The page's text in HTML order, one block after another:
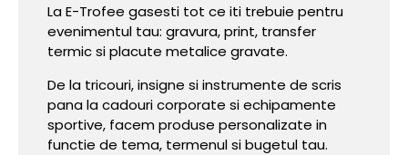
La E-Trofee gasesti tot ce iti trebuie pentru
evenimentul tau: gravura, print, transfer
termic si placute metalice gravate.
De la tricouri, insigne si instrumente de scris
pana la cadouri corporate si echipamente
sportive, facem produse personalizate in
functie de tema, termenul si bugetul tau.